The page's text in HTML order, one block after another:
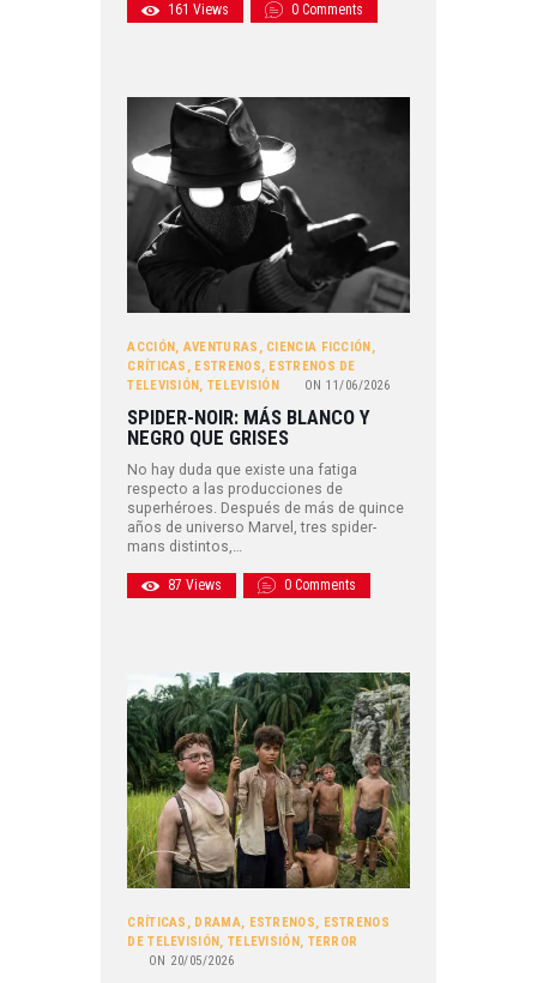
161 Views 0 Comments
ACCIÓN , AVENTURAS , CIENCIA FICCIÓN ,
CRÍTICAS , ESTRENOS, ESTRENOS DE
TELEVISIÓN , TELEVISIÓN ON 11/06/2026
SPIDER-NOIR: MÁS BLANCO Y
NEGRO QUE GRISES
No hay duda que existe una fatiga
respecto a las producciones de
superhéroes. Después de más de quince
años de universo Marvel, tres spider-
mans distintos,…
87 Views 0 Comments
CRÍTICAS , DRAMA, ESTRENOS, ESTRENOS
DE TELEVISIÓN, TELEVISIÓN, TERROR
ON 20/05/2026